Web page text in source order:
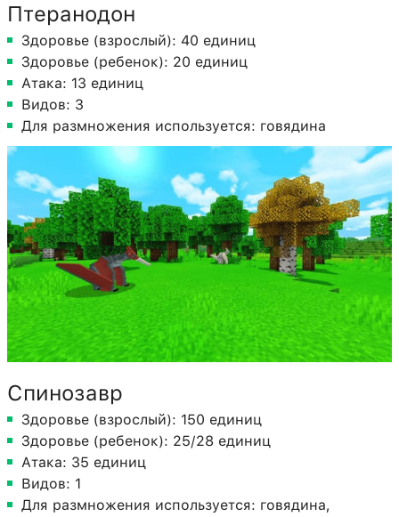
Птеранодон
Здоровье (взрослый): 40 единиц
Здоровье (ребенок): 20 единиц
Атака: 13 единиц
Видов: 3
Для размножения используется: говядина
Спинозавр
Здоровье (взрослый): 150 единиц
Здоровье (ребенок): 25/28 единиц
Атака: 35 единиц
Видов: 1
Для размножения используется: говядина,